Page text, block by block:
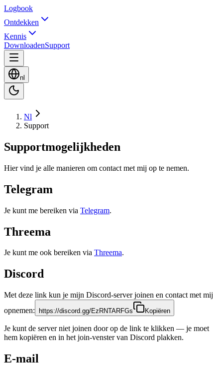
Logbook
Ontdekken
Kennis
DownloadenSupport
nl
Nl
Support
Supportmogelijkheden
Hier vind je alle manieren om contact met mij op te nemen.
Telegram
Je kunt me bereiken via Telegram.
Threema
Je kunt me ook bereiken via Threema.
Discord
Met deze link kun je mijn Discord-server joinen en contact met mij
opnemen:
https://discord.gg/EzRNTARFGs Kopiëren
Je kunt de server niet joinen door op de link te klikken — je moet
hem kopiëren en in het join-venster van Discord plakken.
E-mail